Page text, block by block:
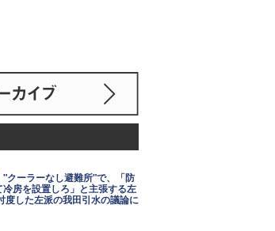
"クーラーなし避難所"で、「防
房を設置しろ」と主張する左
度した左派の我田引水の議論に